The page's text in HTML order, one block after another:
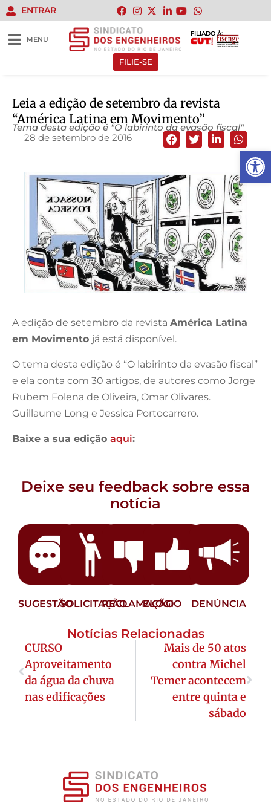
Abrir
ENTRAR
MENU
FILIADO À:
FILIE-SE
Leia a edição de setembro da revista
“América Latina em Movimento”
Tema desta edição é "O labirinto da evasão fiscal"
28 de setembro de 2016
A edição de setembro da revista América Latina
em Movimento já está disponível.
O tema desta edição é “O labirinto da evasão fiscal”
e ela conta com 30 artigos, de autores como Jorge
Rubem Folena de Oliveira, Omar Olivares.
Guillaume Long e Jessica Portocarrero.
Baixe a sua edição aqui:
Deixe seu feedback sobre essa
notícia
SUGESTÃOSOLICITAÇÃORECLAMAÇÃO
ELOGIO DENÚNCIA
Notícias Relacionadas
CURSO
Aproveitamento
da água da chuva
nas edificações
Mais de 50 atos
contra Michel
Temer acontecem
entre quinta e
sábado